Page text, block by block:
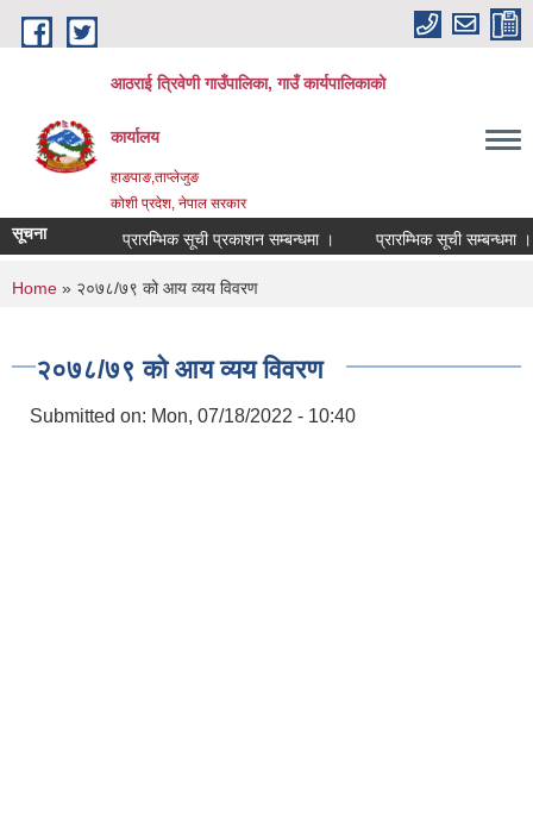
Skip to main content
आठराई त्रिवेणी गाउँपालिका, गाउँ कार्यपालिकाको
कार्यालय
हाङपाङ,ताप्लेजुङ
कोशी प्रदेश, नेपाल सरकार
सूचना प्रारम्भिक सूची प्रकाशन सम्बन्धमा । प्रारम्भिक सूची सम्बन्धमा ।
You are here
Home » २०७८/७९ को आय व्यय विवरण
२०७८/७९ को आय व्यय विवरण
Submitted on: Mon, 07/18/2022 - 10:40